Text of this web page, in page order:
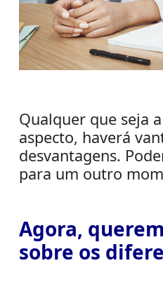
Qualquer que seja
aspecto, haverá
desvantagens.
para um outro
Agora,
sobre os